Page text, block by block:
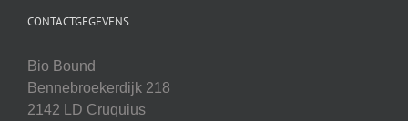
CONTACTGEGEVENS
Bio Bound
Bennebroekerdijk 218
2142 LD Cruquius